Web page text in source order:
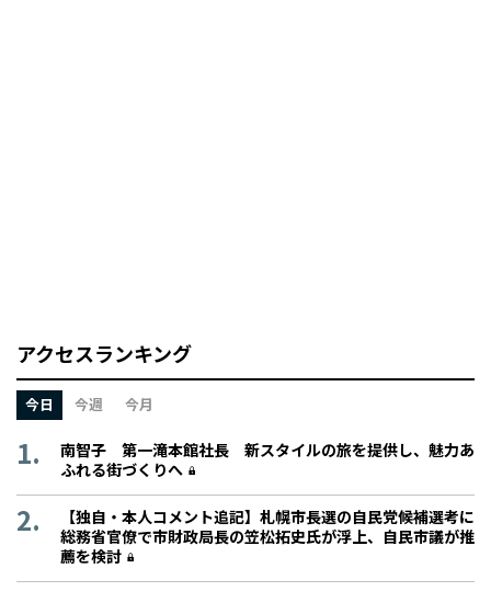
アクセスランキング
今日 今週 今月
南智子 第一滝本館社長 新スタイルの旅を提供し、魅力あ
ふれる街づくりへ
【独自・本人コメント追記】札幌市長選の自民党候補選考に
総務省官僚で市財政局長の笠松拓史氏が浮上、自民市議が推
薦を検討